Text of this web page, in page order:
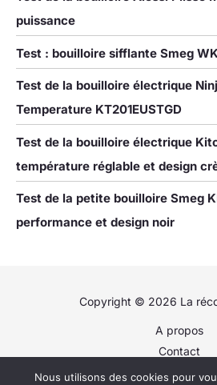
puissance
Test : bouilloire sifflante Smeg
Test de la bouilloire électrique
Temperature KT201EUSTGD
Test de la bouilloire électrique
température réglable et design
Test de la petite bouilloire Smeg
performance et design noir
Copyright © 2026 La
A propos
Contact
Plan du site
Nous utilisons des cookies pour